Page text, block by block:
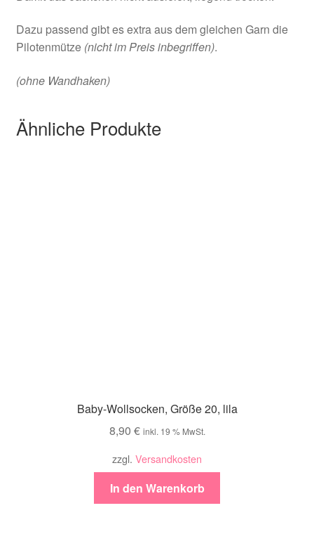
Dazu passend gibt es extra aus dem gleichen Garn die
Pilotenmütze (nicht im Preis inbegriffen).
(ohne Wandhaken)
Ähnliche Produkte
Baby-Wollsocken, Größe 20, lila
8,90 € inkl. 19 % MwSt.
zzgl. Versandkosten
In den Warenkorb